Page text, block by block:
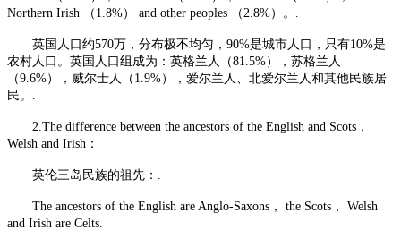
Northern Irish （1.8%） and other peoples （2.8%）。.
英国人口约570万，分布极不均匀，90%是城市人口，只有10%是
农村人口。英国人口组成为：英格兰人（81.5%），苏格兰人
（9.6%），威尔士人（1.9%），爱尔兰人、北爱尔兰人和其他民族居
民。.
2.The difference between the ancestors of the English and Scots，
Welsh and Irish：
英伦三岛民族的祖先：.
The ancestors of the English are Anglo-Saxons， the Scots， Welsh
and Irish are Celts.